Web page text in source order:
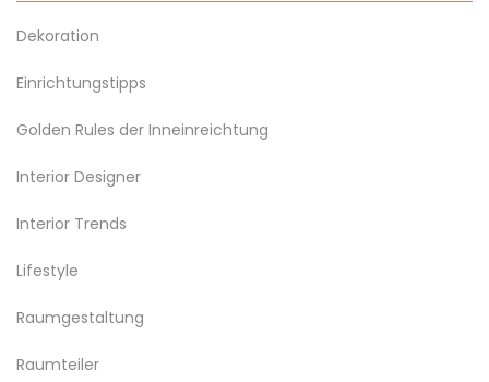
Dekoration
Einrichtungstipps
Golden Rules der Inneinreichtung
Interior Designer
Interior Trends
Lifestyle
Raumgestaltung
Raumteiler